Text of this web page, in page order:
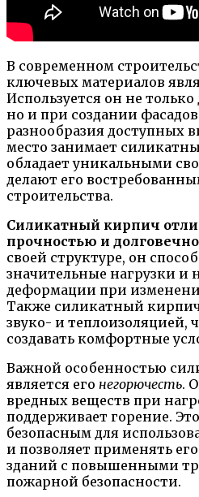
В современном
ключевых материалов
Используется он не
но и при создании
разнообразия доступных
место занимает
обладает уникальными
делают его
строительства.
Силикатный кирпич
прочностью и
своей структуре, он
значительные нагрузки и
деформации при
Также силикатный
звуко- и теплоизоляцией,
создавать комфортные
Важной особенностью
является его негорючесть.
вредных веществ при
поддерживает горение. Это
безопасным для
и позволяет применять
зданий с повышенными
пожарной безопасности.